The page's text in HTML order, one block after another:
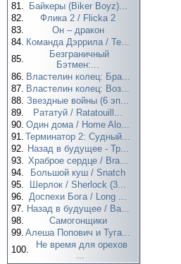
81.
Байкеры (Biker Boyz)...
82.
Флика 2 / Flicka 2
83.
Он – дракон
84. Команда Дэррила / Te...
85.
Безграничный
Бэтмен:...
86. Властелин колец: Бра...
87. Властелин колец: Воз...
88. Звездные войны (6 эп...
89.
Рататуй / Ratatouill...
90. Один дома / Home Alo...
91. Терминатор 2: Судный...
92. Назад в будущее - Тр...
93. Храброе сердце / Bra...
94.
Большой куш / Snatch
95.
Шерлок / Sherlock (3...
96. Доспехи Бога / Long ...
97. Назад в будущее / Ba...
98.
Самогонщики
99. Алеша Попович и Туга...
100.
Не время для орехов
...